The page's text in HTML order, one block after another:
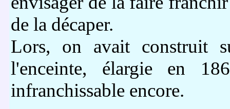
de la décaper.
Lors, on avait construit
l'enceinte, élargie en
infranchissable encore.